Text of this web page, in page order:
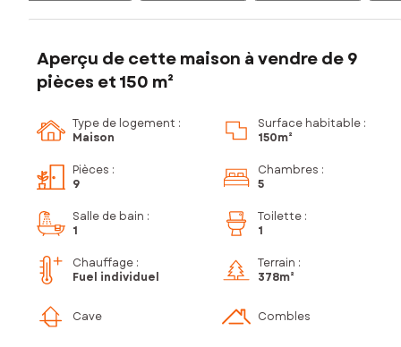
Aperçu de cette maison à vendre de 9
pièces et 150 m²
Type de logement :
Maison
Surface habitable :
150m²
Pièces :
9
Chambres :
5
Salle de bain :
1
Toilette :
1
Chauffage :
Fuel individuel
Terrain :
378m²
Cave Combles